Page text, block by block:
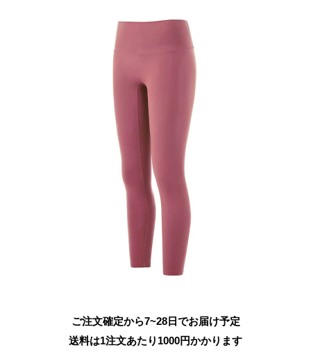
ご注文確定から7~28日でお届け予定
送料は1注文あたり 1000円かかります